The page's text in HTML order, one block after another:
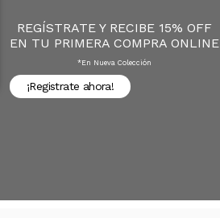
REGÍSTRATE Y RECIBE 15% OFF
EN TU PRIMERA COMPRA ONLINE
*en Nueva Colección
¡Registrate ahora!